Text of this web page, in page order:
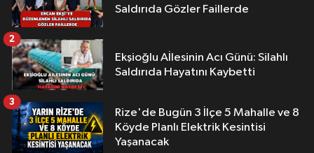
Saldırıda Gözler Faillerde
Ekşioğlu Aİlesinin Acı Günü: Silahlı
Saldırıda Hayatını Kaybetti
2
Rize'de Bugün 3 İlçe 5 Mahalle ve 8
Köyde Planlı Elektrik Kesintisi
Yaşanacak
3